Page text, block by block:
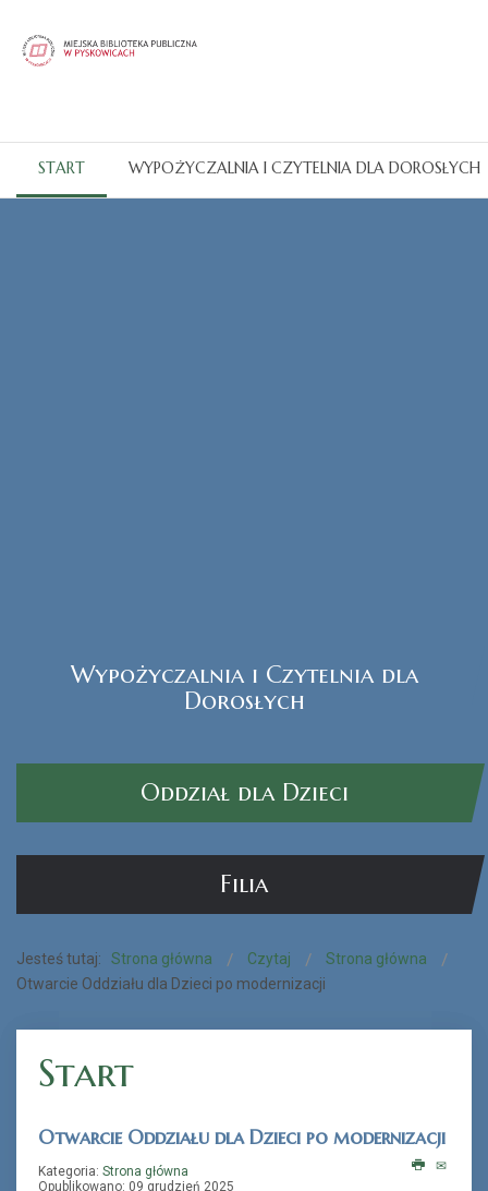
START WYPOŻYCZALNIA I CZYTELNIA DLA DOROSŁYCH
Czytak Plus
„Książka na telefon”
Wypożyczalnia i Czytelnia dla
Dorosłych
Oddział dla Dzieci
Filia
Jesteś tutaj: Strona główna Czytaj
Strona główna
Otwarcie Oddziału dla Dzieci po modernizacji
Start
Otwarcie Oddziału dla Dzieci po modernizacji
Kategoria: Strona główna
Opublikowano: 09 grudzień 2025